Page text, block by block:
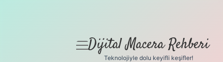
menüyü
Dijital Macera Rehberi
Teknolojiyle dolu keyifli keşifler!